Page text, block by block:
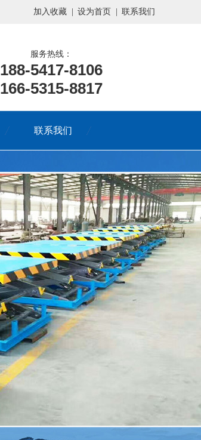
加入收藏 设为首页 联系我们
服务热线：
188-5417-8106
166-5315-8817
联系我们